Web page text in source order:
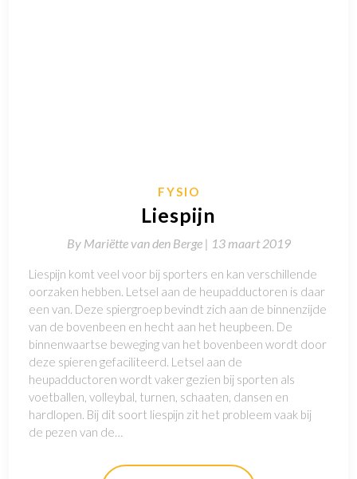
FYSIO
Liespijn
By Mariëtte van den Berge | 13 maart 2019
Liespijn komt veel voor bij sporters en kan verschillende
oorzaken hebben. Letsel aan de heupadductoren is daar
een van. Deze spiergroep bevindt zich aan de binnenzijde
van de bovenbeen en hecht aan het heupbeen. De
binnenwaartse beweging van het bovenbeen wordt door
deze spieren gefaciliteerd. Letsel aan de
heupadductoren wordt vaker gezien bij sporten als
voetballen, volleybal, turnen, schaaten, dansen en
hardlopen. Bij dit soort liespijn zit het probleem vaak bij
de pezen van de…